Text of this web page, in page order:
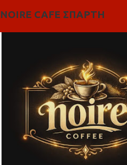
NOIRE CAFE ΣΠΑΡΤΗ